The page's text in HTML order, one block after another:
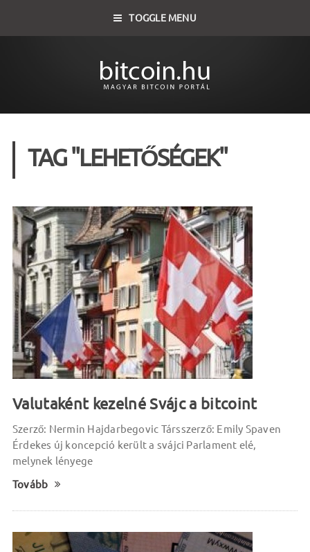
TOGGLE MENU
TAG "LEHETŐSÉGEK"
Valutaként kezelné Svájc a bitcoint
Szerző: Nermin Hajdarbegovic Társszerző: Emily Spaven
Érdekes új koncepció került a svájci Parlament elé,
melynek lényege
Tovább